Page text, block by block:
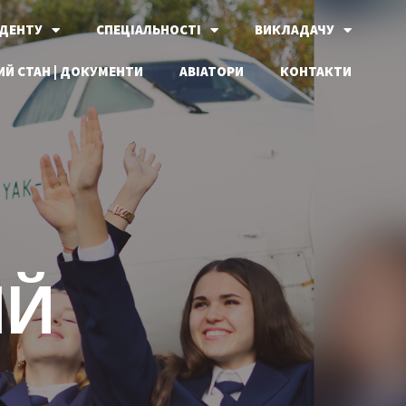
СПЕЦІАЛЬНОСТІ ВИКЛАДАЧУ
СТАН | ДОКУМЕНТИ АВІАТОРИ КОНТАКТИ